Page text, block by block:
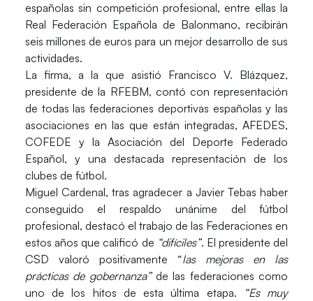
españolas sin competición profesional, entre ellas la
Real Federación Española de Balonmano, recibirán
seis millones de euros para un mejor desarrollo de sus
actividades.
La firma, a la que asistió Francisco V. Blázquez,
presidente de la RFEBM, contó con representación
de todas las federaciones deportivas españolas y las
asociaciones en las que están integradas, AFEDES,
COFEDE y la Asociación del Deporte Federado
Español, y una destacada representación de los
clubes de fútbol.
Miguel Cardenal, tras agradecer a Javier Tebashaber
conseguido el respaldo unánime del fútbol
profesional, destacó el trabajo de las Federaciones en
estos años que calificó de “difíciles”. El presidente del
CSD valoró positivamente “las mejoras en las
prácticas de gobernanza” de las federaciones como
uno de los hitos de esta última etapa.
“Es muy